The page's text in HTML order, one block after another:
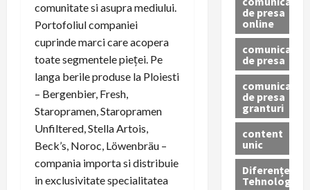
comunitate si asupra mediului.
Portofoliul companiei
cuprinde marci care acopera
toate segmentele pieţei. Pe
langa berile produse la Ploiesti
– Bergenbier, Fresh,
Staropramen, Staropramen
Unfiltered, Stella Artois,
Beck’s, Noroc, Löwenbräu –
compania importa si distribuie
in exclusivitate specialitatea
de presa
online
comunicate
de presa
comunicate
de presa
granturi
content
unic
Diferențe
Tehnologice